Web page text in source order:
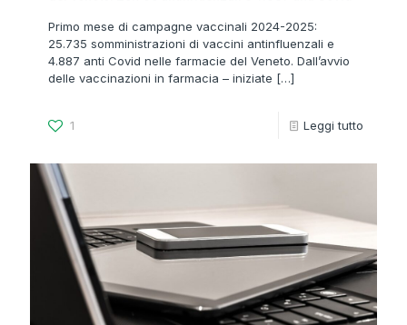
Primo mese di campagne vaccinali 2024-2025:
25.735 somministrazioni di vaccini antinfluenzali e
4.887 anti Covid nelle farmacie del Veneto. Dall’avvio
delle vaccinazioni in farmacia – iniziate […]
1 Leggi tutto